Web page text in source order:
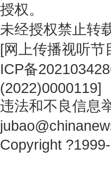
授权。
未经授权禁止转
[网上传播视听节
ICP备
(2022)0000119]
违法和不良信息
Copyright